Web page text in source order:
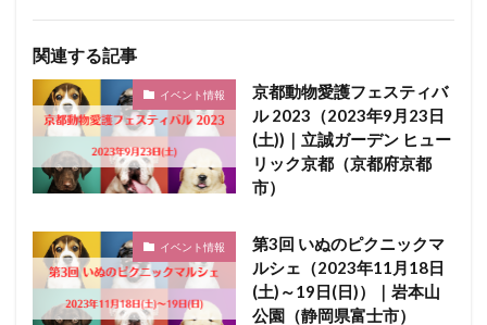
関連する記事
イベント情報
京都動物愛護フェスティバ
ル 2023（2023年9月23日
(土))｜立誠ガーデン ヒュー
リック京都（京都府京都
市）
イベント情報
第3回 いぬのピクニックマ
ルシェ（2023年11月18日
(土)～19日(日)）｜岩本山
公園（静岡県富士市）